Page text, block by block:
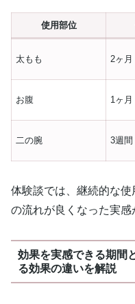
使用部位
太もも 2ヶ月
お腹 1ヶ月
二の腕 3週間
体験談では、継続的な
の流れが良くなった実感
効果を実感できる期間
る効果の違いを解説